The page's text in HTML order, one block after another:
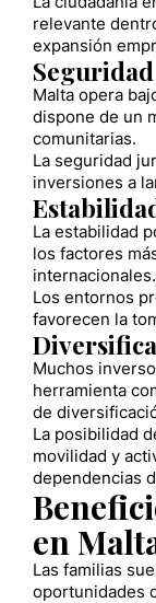
relevante
expansión
Malta opera
dispone de un
comunitarias.
La seguridad
inversiones a
La estabilidad
los factores
internacionales.
Los entornos
favorecen la
Muchos
herramienta
de
La posibilidad
movilidad y
dependencias
en
Las familias
oportunidades